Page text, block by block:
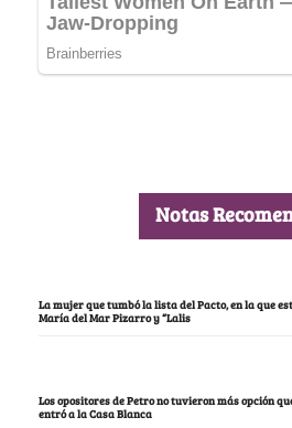
Notas
La mujer que tumbó la lista del Pacto, en la que
María del Mar Pizarro y “Lalis
Los opositores de Petro no tuvieron más opción
entró a la Casa Blanca